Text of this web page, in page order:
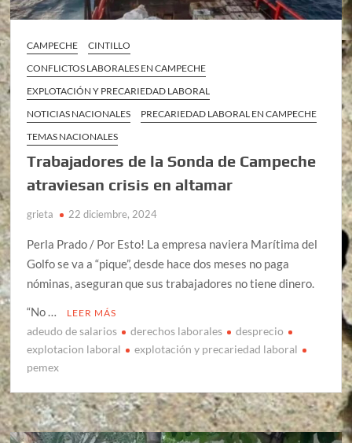
CAMPECHE
CINTILLO
CONFLICTOS LABORALES EN CAMPECHE
EXPLOTACIÓN Y PRECARIEDAD LABORAL
NOTICIAS NACIONALES
PRECARIEDAD LABORAL EN CAMPECHE
TEMAS NACIONALES
Trabajadores de la Sonda de Campeche
atraviesan crisis en altamar
grieta 22 diciembre, 2024
Perla Prado / Por Esto! La empresa naviera Marítima del
Golfo se va a “pique”, desde hace dos meses no paga
nóminas, aseguran que sus trabajadores no tiene dinero.
“No …
LEER MÁS
adeudo de salarios derechos laborales
desprecio
explotacion laboral
explotación y precariedad laboral
pemex